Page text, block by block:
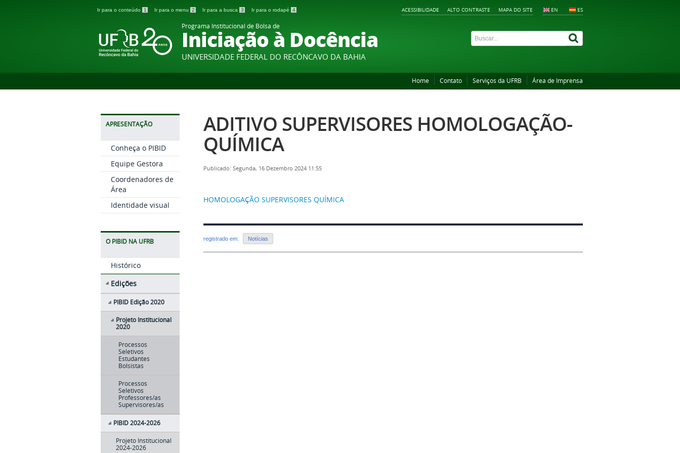
Ir para o conteúdo 1 Ir para o menu 2 Ir para a busca 3 Ir para o rodapé 4 EN ES
ACESSIBILIDADE ALTO CONTRASTE MAPA DO SITE
Programa Institucional de Bolsa de
Iniciação à Docência
UNIVERSIDADE FEDERAL DO RECÔNCAVO DA BAHIA
Home Contato Serviços da UFRB Área de Imprensa
APRESENTAÇÃO
Conheça o PIBID
Equipe Gestora
Coordenadores de
Área
Identidade visual
O PIBID NA UFRB
Histórico
Edições
PIBID Edição 2020
Projeto Institucional
2020
Processos
Seletivos
Estudantes
Bolsistas
Processos
Seletivos
Professores/as
Supervisores/as
PIBID 2024-2026
Projeto Institucional
2024-2026
ADITIVO SUPERVISORES HOMOLOGAÇÃO-
QUÍMICA
Publicado: Segunda, 16 Dezembro 2024 11:55
HOMOLOGAÇÃO SUPERVISORES QUÍMICA
registrado em: Notícias